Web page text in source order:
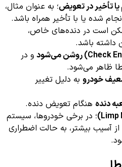
تأخیر در تعویض؛ به عنوان مثال،
شده یا با تأخیر همراه باشد.
است در دنده‌های خاص،
داشته باشد.
و در
ظاهر می‌شود.
خودرو به دلیل تغییر
دنده هنگام تعویض دنده.
؛ در برخی خودروها، سیستم
آسیب بیشتر، به حالت اضطراری